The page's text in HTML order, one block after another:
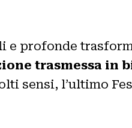
e profonde
trasmessa in
sensi, l’ultimo